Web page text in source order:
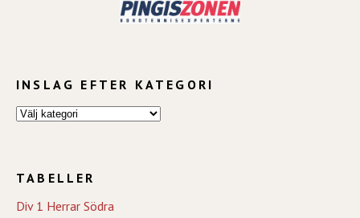
INSLAG EFTER KATEGORI
TABELLER
Div 1 Herrar Södra